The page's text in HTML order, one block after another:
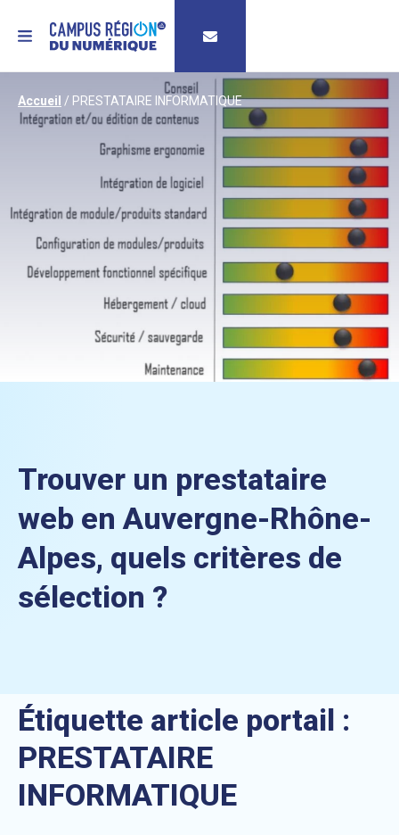
MENU
Accueil / PRESTATAIRE INFORMATIQUE
Trouver un prestataire
web en Auvergne-Rhône-
Alpes, quels critères de
sélection ?
Étiquette article portail :
PRESTATAIRE
INFORMATIQUE